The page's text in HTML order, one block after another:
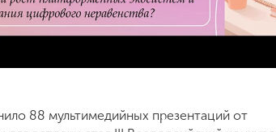
88 мультимедийных презентаций от